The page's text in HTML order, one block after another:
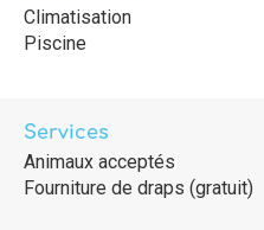
Climatisation
Piscine
Services
Animaux acceptés
Fourniture de draps (gratuit)